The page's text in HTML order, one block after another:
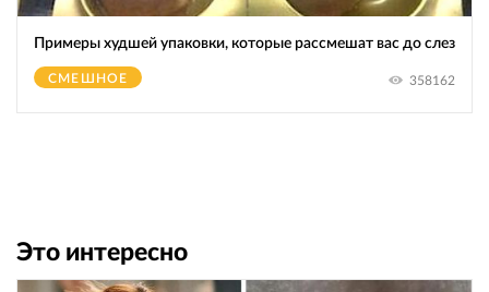
Примеры худшей упаковки, которые рассмешат вас до слез
СМЕШНОЕ 358162
Это интересно